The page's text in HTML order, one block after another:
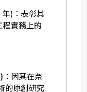
)：表彰其
實務上的
：因其在奈
的原創研究